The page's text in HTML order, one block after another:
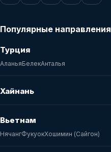
Популярные направления
Турция
АланьяБелекАнталья
Хайнань
Вьетнам
НячангФукуокХошимин (Сайгон)